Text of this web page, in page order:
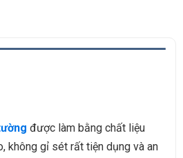
được làm bằng chất liệu
không gỉ sét rất tiện dụng và an